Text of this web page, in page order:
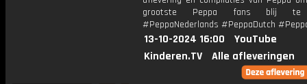
grootste Peppa fans blij te
#PeppaNederlands #PeppaDutch
13-10-2024 16:00
YouTube
Kinderen.TV
Alle afleveringen